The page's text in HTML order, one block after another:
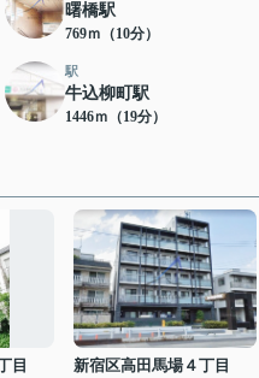
曙橋駅
769ｍ（10分）
駅
牛込柳町駅
1446ｍ（19分）
目
新宿区高田馬場４丁目